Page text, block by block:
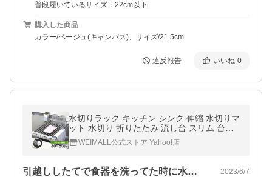
普段履いているサイズ：22cm以下
購入した商品
カラー/ベージュ(キャンバス)、サイズ/21.5cm
違反報告 いいね 0
水切りラック キッチン シンク 伸縮 水切りマ
ット 水切り 折りたたみ 流し台 スリム 台所
ステンレス シリコン 食器乾燥 水切りかご 鍋
敷き 食器洗い
WEIMALL公式ストア Yahoo!店
引越ししたてで食器を洗ってた時に水切り… 2023/6/7